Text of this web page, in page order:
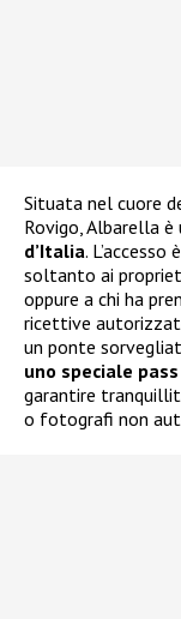
Situata nel cuore
Rovigo, Albarella è
d’Italia.
soltanto ai
oppure a chi ha
ricettive
un ponte
uno speciale
garantire
o fotografi non